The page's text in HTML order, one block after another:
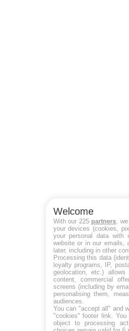
Welcome
With our 225 partners ,
your devices (cookies,
your personal data with
website or in our emails,
later, including in other
Processing this data
loyalty programs, IP,
geolocation, etc.)
content, commercial
screens (including by
personalising them,
audiences.
You can "accept all" and
"cookies" footer link .
object to processing